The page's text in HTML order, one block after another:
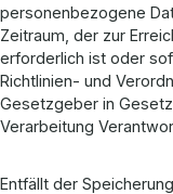
personenbezogene
Zeitraum, der zur
erforderlich ist oder
Richtlinien- und
Gesetzgeber in
Verarbeitung
Entfällt der